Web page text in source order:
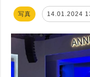
政治
経済・復興
防衛
社会・文化
写真 14.01.2024